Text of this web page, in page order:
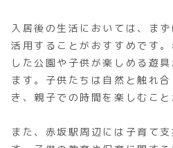
入居後の生活においては、ま
活用することがおすすめです
した公園や子供が楽しめる遊
ます。子供たちは自然と触れ
き、親子での時間を楽しむこと
また、赤坂駅周辺には子育て